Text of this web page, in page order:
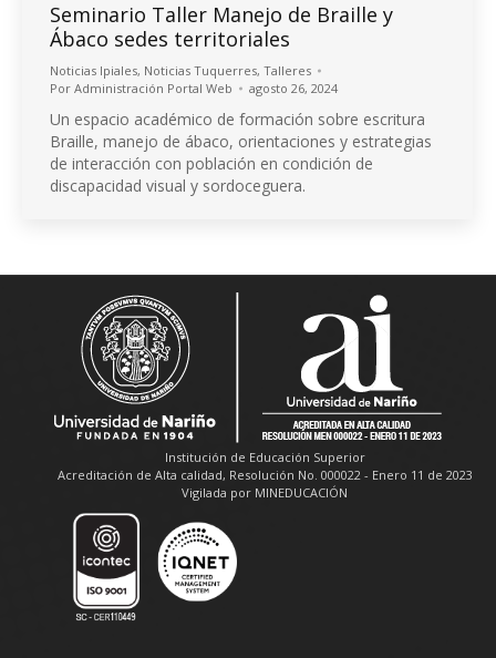
Seminario Taller Manejo de Braille y
Ábaco sedes territoriales
Noticias Ipiales, Noticias Tuquerres, Talleres
Por Administración Portal Web agosto 26, 2024
Un espacio académico de formación sobre escritura
Braille, manejo de ábaco, orientaciones y estrategias
de interacción con población en condición de
discapacidad visual y sordoceguera.
Institución de Educación Superior
Acreditación de Alta calidad, Resolución No. 000022 - Enero 11 de 2023
Vigilada por MINEDUCACIÓN